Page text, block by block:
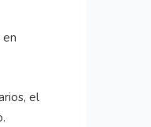
el